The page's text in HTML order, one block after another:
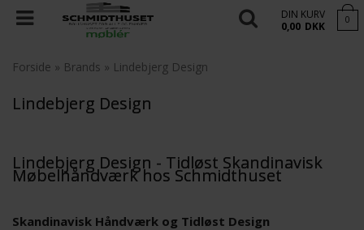
DIN KURV
0,00 DKK 0
Forside » Brands » Lindebjerg Design
Lindebjerg Design
Lindebjerg Design - Tidløst Skandinavisk
Møbelhåndværk hos Schmidthuset
Skandinavisk Håndværk og Tidløst Design